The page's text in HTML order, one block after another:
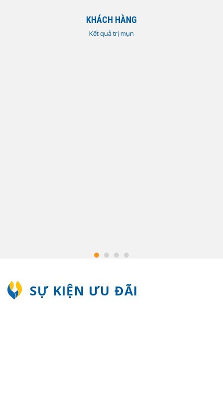
KHÁCH HÀNG
Kết quả trị mụn
SỰ KIỆN ƯU ĐÃI